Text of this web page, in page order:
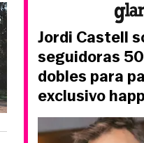
Jordi Castell
seguidoras
dobles para
exclusivo